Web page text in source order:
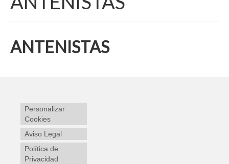
ANTENISTAS
Personalizar
Cookies
Aviso Legal
Política de
Privacidad